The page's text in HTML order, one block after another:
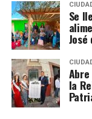
Se
José
la